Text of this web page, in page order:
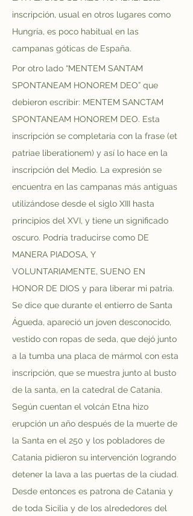
inscripción, usual en otros lugares como
Hungría, es poco habitual en las
campanas góticas de España.
Por otro lado “MENTEM SANTAM
SPONTANEAM HONOREM DEO” que
debieron escribir: MENTEM SANCTAM
SPONTANEAM HONOREM DEO. Esta
inscripción se completaría con la frase (et
patriae liberationem) y así lo hace en la
inscripción del Medio. La expresión se
encuentra en las campanas más antiguas
utilizándose desde el siglo XIII hasta
principios del XVI, y tiene un significado
oscuro. Podría traducirse como DE
MANERA PIADOSA, Y
VOLUNTARIAMENTE, SUENO EN
HONOR DE DIOS y para liberar mi patria.
Se dice que durante el entierro de Santa
Águeda, apareció un joven desconocido,
vestido con ropas de seda, que dejó junto
a la tumba una placa de mármol con esta
inscripción, que se muestra junto al busto
de la santa, en la catedral de Catania.
Según cuentan el volcán Etna hizo
erupción un año después de la muerte de
la Santa en el 250 y los pobladores de
Catania pidieron su intervención logrando
detener la lava a las puertas de la ciudad.
Desde entonces es patrona de Catania y
de toda Sicilia y de los alrededores del